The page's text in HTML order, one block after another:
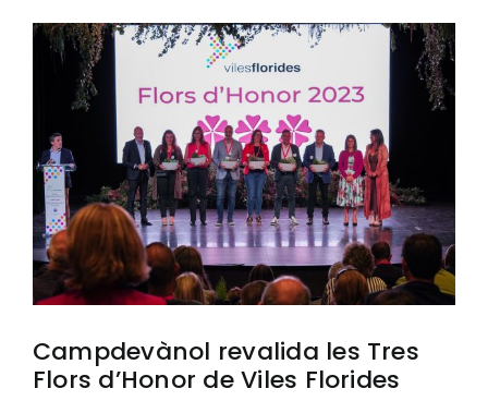
Ajuntament
Ciutadania
Actualitat
Municipi
Cerca
…
View
Larger
Image
Campdevànol revalida les Tres
Flors d’Honor de Viles Florides